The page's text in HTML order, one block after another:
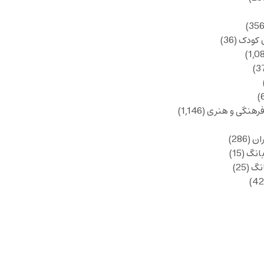
کودک(36)
و هنری(1,146)
(286)
(15)
(25)